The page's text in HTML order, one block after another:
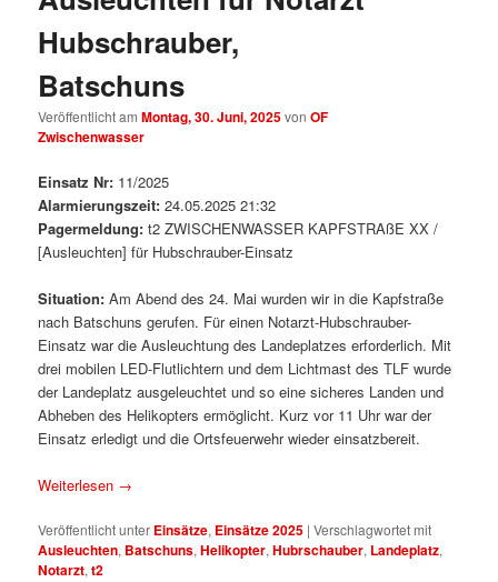
Hubschrauber,
Batschuns
Veröffentlicht amMontag, 30. Juni, 2025vonOF
Zwischenwasser
Einsatz Nr: 11/2025
Alarmierungszeit: 24.05.2025 21:32
Pagermeldung: t2 ZWISCHENWASSER KAPFSTRAßE XX /
[Ausleuchten] für Hubschrauber-Einsatz
Situation: Am Abend des 24. Mai wurden wir in die Kapfstraße
nach Batschuns gerufen. Für einen Notarzt-Hubschrauber-
Einsatz war die Ausleuchtung des Landeplatzes erforderlich. Mit
drei mobilen LED-Flutlichtern und dem Lichtmast des TLF wurde
der Landeplatz ausgeleuchtet und so eine sicheres Landen und
Abheben des Helikopters ermöglicht. Kurz vor 11 Uhr war der
Einsatz erledigt und die Ortsfeuerwehr wieder einsatzbereit.
Weiterlesen →
Veröffentlicht unter Einsätze, Einsätze 2025 |Verschlagwortet mit
Ausleuchten, Batschuns,Helikopter,Hubrschauber, Landeplatz,
Notarzt,t2